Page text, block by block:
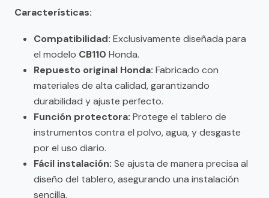
Características:
Compatibilidad: Exclusivamente diseñada para
el modelo CB110 Honda.
Repuesto original Honda: Fabricado con
materiales de alta calidad, garantizando
durabilidad y ajuste perfecto.
Función protectora: Protege el tablero de
instrumentos contra el polvo, agua, y desgaste
por el uso diario.
Fácil instalación: Se ajusta de manera precisa al
diseño del tablero, asegurando una instalación
sencilla.